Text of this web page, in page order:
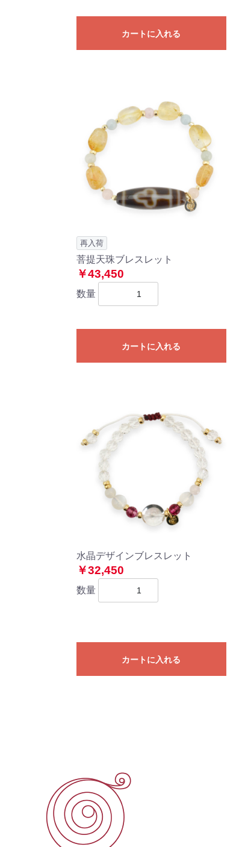
カートに入れる
再入荷
菩提天珠ブレスレット
￥43,450
数量
カートに入れる
水晶デザインブレスレット
￥32,450
数量
カートに入れる